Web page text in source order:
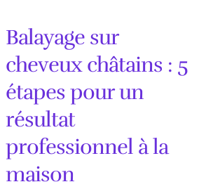
Balayage sur
cheveux châtains : 5
étapes pour un
résultat
professionnel à la
maison